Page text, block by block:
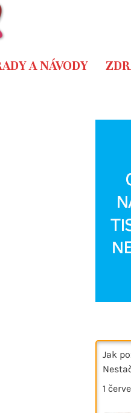
A NÁVODY
Jak
1